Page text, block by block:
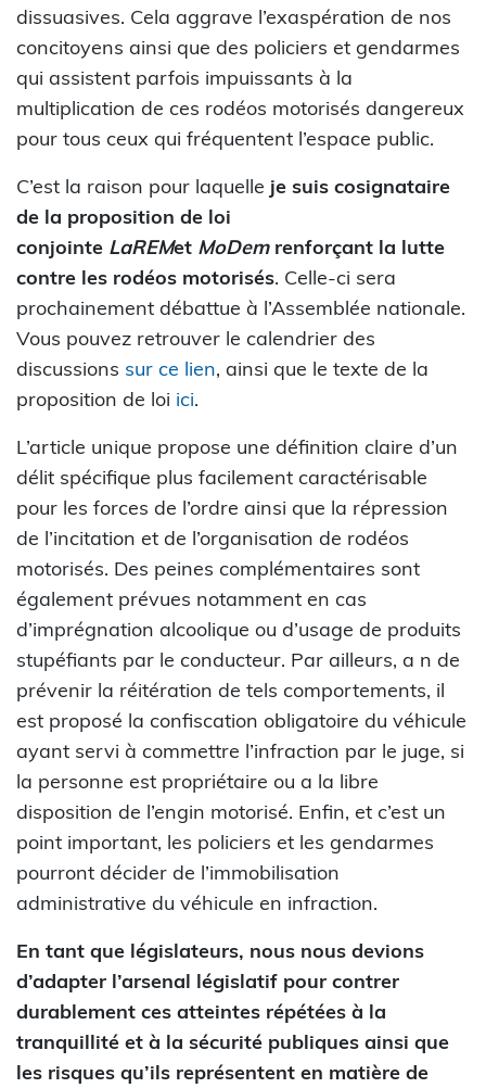
dissuasives. Cela aggrave l’exaspération de nos
concitoyens ainsi que des policiers et gendarmes
qui assistent parfois impuissants à la
multiplication de ces rodéos motorisés dangereux
pour tous ceux qui fréquentent l’espace public.
C’est la raison pour laquelle je suis cosignataire
de la proposition de loi
conjointe LaREMet MoDemrenforçant la lutte
contre les rodéos motorisés. Celle-ci sera
prochainement débattue à l’Assemblée nationale.
Vous pouvez retrouver le calendrier des
discussions sur ce lien, ainsi que le texte de la
proposition de loi ici.
L’article unique propose une définition claire d’un
délit spécifique plus facilement caractérisable
pour les forces de l’ordre ainsi que la répression
de l’incitation et de l’organisation de rodéos
motorisés. Des peines complémentaires sont
également prévues notamment en cas
d’imprégnation alcoolique ou d’usage de produits
stupéfiants par le conducteur. Par ailleurs, a n de
prévenir la réitération de tels comportements, il
est proposé la confiscation obligatoire du véhicule
ayant servi à commettre l’infraction par le juge, si
la personne est propriétaire ou a la libre
disposition de l’engin motorisé. Enfin, et c’est un
point important, les policiers et les gendarmes
pourront décider de l’immobilisation
administrative du véhicule en infraction.
En tant que législateurs, nous nous devions
d’adapter l’arsenal législatif pour contrer
durablement ces atteintes répétées à la
tranquillité et à la sécurité publiques ainsi que
les risques qu’ils représentent en matière de